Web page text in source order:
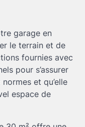
garage en
le terrain et de
fournies avec
pour s’assurer
et qu’elle
espace de